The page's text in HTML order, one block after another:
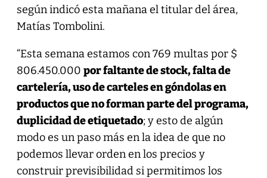
según indicó esta mañana el titular del área,
Matías Tombolini.
“Esta semana estamos con 769 multas por $
806.450.000 por faltante de stock, falta de
cartelería, uso de carteles en góndolas en
productos que no forman parte del programa,
duplicidad de etiquetado; y esto de algún
modo es un paso más en la idea de que no
podemos llevar orden en los precios y
construir previsibilidad si permitimos los